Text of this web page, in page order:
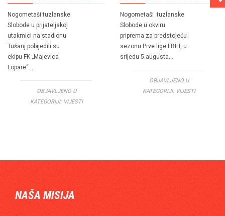
Nogometaši tuzlanske
Slobode u prijateljskoj
utakmici na stadionu
Tušanj pobijedili su
ekipu FK „Majevica
Lopare“…
OBJAVLJENO U
KATEGORIJI: VIJESTI
Nogometaši tuzlanske
Slobode u okviru
priprema za predstojeću
sezonu Prve lige FBIH, u
srijedu 5.augusta…
OBJAVLJENO U
KATEGORIJI: VIJESTI
NAŠA MISIJA